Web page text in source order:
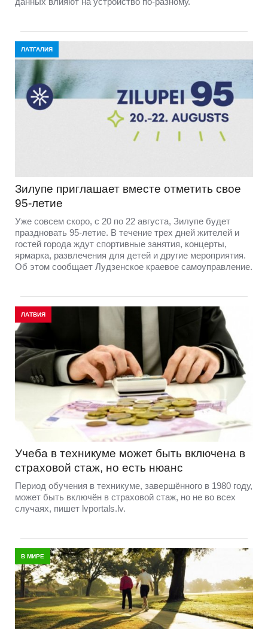
ЛАТГАЛИЯ
Зилупе приглашает вместе отметить свое
95-летие
Уже совсем скоро, с 20 по 22 августа, Зилупе будет
праздновать 95-летие. В течение трех дней жителей и
гостей города ждут спортивные занятия, концерты,
ярмарка, развлечения для детей и другие мероприятия.
Об этом сообщает Лудзенское краевое самоуправление.
ЛАТВИЯ
Учеба в техникуме может быть включена в
страховой стаж, но есть нюанс
Период обучения в техникуме, завершённого в 1980 году,
может быть включён в страховой стаж, но не во всех
случаях, пишет lvportals.lv.
В МИРЕ